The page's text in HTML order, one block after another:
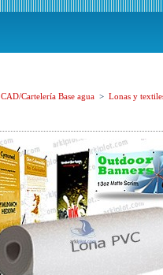
CAD/Cartelería Base agua > Lonas y